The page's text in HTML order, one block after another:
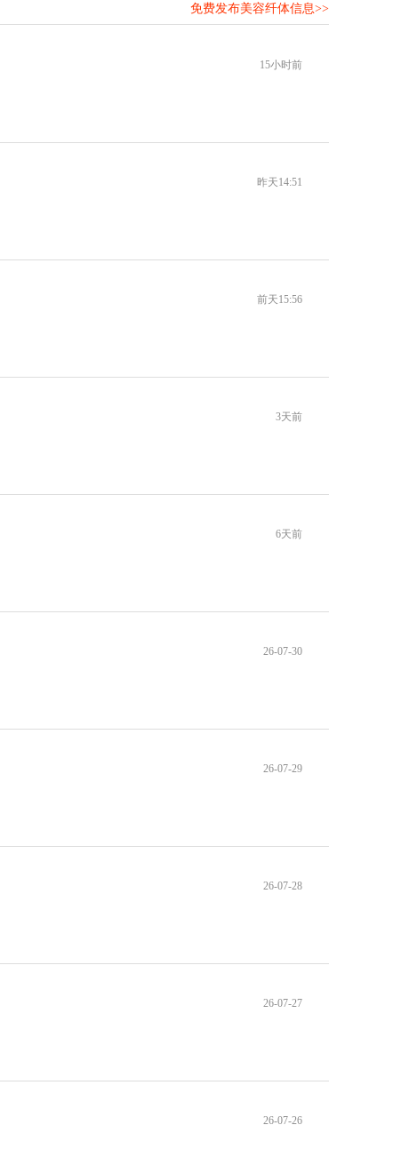
免费发布美容纤体信息>>
15小时前
昨天14:51
前天15:56
3天前
6天前
26-07-30
26-07-29
26-07-28
26-07-27
26-07-26